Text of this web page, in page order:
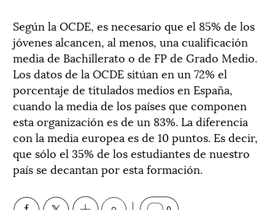
Según la OCDE, es necesario que el 85% de los
jóvenes alcancen, al menos, una cualificación
media de Bachillerato o de FP de Grado Medio.
Los datos de la OCDE sitúan en un 72% el
porcentaje de titulados medios en España,
cuando la media de los países que componen
esta organización es de un 83%. La diferencia
con la media europea es de 10 puntos. Es decir,
que sólo el 35% de los estudiantes de nuestro
país se decantan por esta formación.